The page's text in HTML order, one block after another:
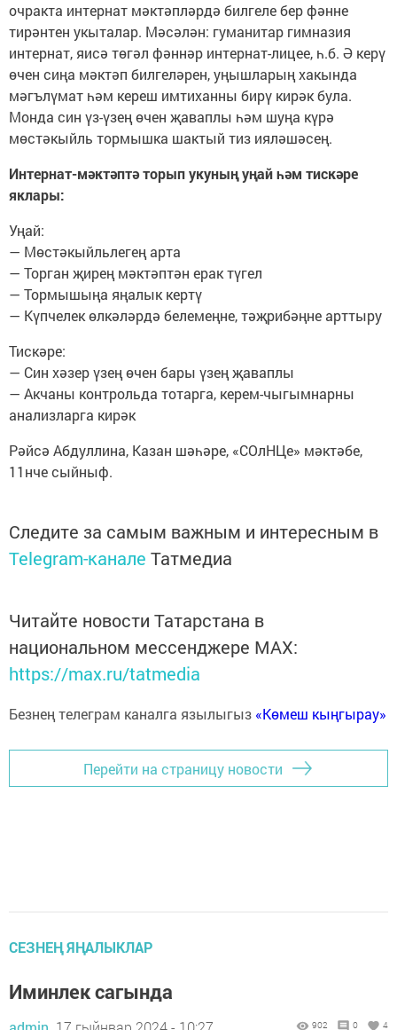
очракта интернат мәктәпләрдә билгеле бер фәнне
тирәнтен укыталар. Мәсәлән: гуманитар гимназия
интернат, яисә төгәл фәннәр интернат-лицее, һ.б. Ә керү
өчен сиңа мәктәп билгеләрен, уңышларың хакында
мәгълүмат һәм кереш имтиханны бирү кирәк була.
Монда син үз-үзең өчен җаваплы һәм шуңа күрә
мөстәкыйль тормышка шактый тиз ияләшәсең.
Интернат-мәктәптә торып укуның уңай һәм тискәре
яклары:
Уңай:
— Мөстәкыйльлегең арта
— Торган җирең мәктәптән ерак түгел
— Тормышыңа яңалык кертү
— Күпчелек өлкәләрдә белемеңне, тәҗрибәңне арттыру
Тискәре:
— Син хәзер үзең өчен бары үзең җаваплы
— Акчаны контрольда тотарга, керем-чыгымнарны
анализларга кирәк
Рәйсә Абдуллина, Казан шәһәре, «СОлНЦе» мәктәбе,
11нче сыйныф.
Следите за самым важным и интересным в
Telegram-канале Татмедиа
Читайте новости Татарстана в
национальном мессенджере MАХ:
https://max.ru/tatmedia
Безнең телеграм каналга язылыгыз «Көмеш кыңгырау»
Перейти на страницу новости
СЕЗНЕҢ ЯҢАЛЫКЛАР
Иминлек сагында
902 0 4